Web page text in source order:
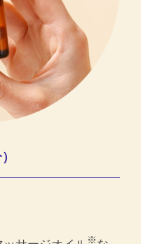
※